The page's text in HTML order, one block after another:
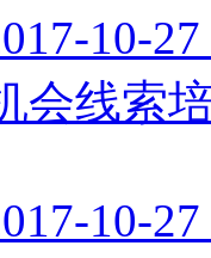
10-27
会线索
10-27